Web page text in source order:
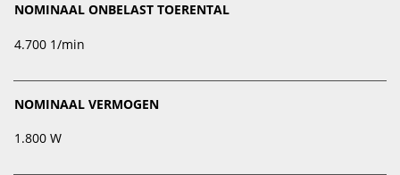
NOMINAAL ONBELAST TOERENTAL
4.700 1/min
NOMINAAL VERMOGEN
1.800 W